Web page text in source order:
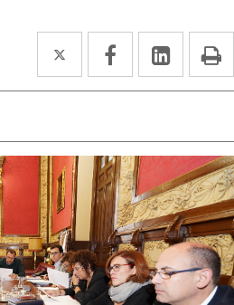
Twitter
Enlace
a
aplicación
externa.
Facebook
Enlace
a
aplicación
externa.
Enlace
a